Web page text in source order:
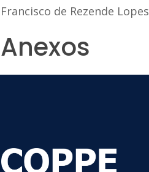
Francisco de Rezende Lopes
Anexos